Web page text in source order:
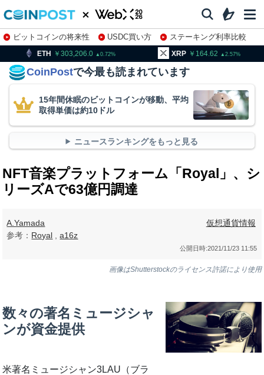
ビットコインの将来性 USDC買い方
ステーキング利率比較
株特集・関連銘柄
303,206.0 0.72 XRP 2.57 BNB
CoinPostで今最も読まれています
15年間休眠のビットコインが移動、平均
取得単価は約10ドル
ニュースランキングをもっと見る
NFT音楽プラットフォーム「Royal」、シ
リーズAで63億円調達
A.Yamada
参考： Royal ,a16z
仮想通貨情報
公開日時:2021/11/23 11:55
画像はShutterstockのライセンス許諾により使用
数々の著名ミュージシャ
ンが資金提供
米著名ミュージシャン3LAU（ブラ